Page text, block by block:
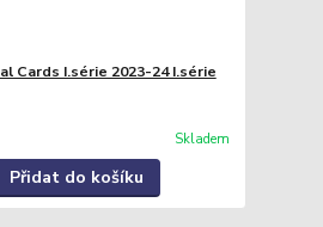
Cards I.série 2023-24 I.série
Skladem
Přidat do košíku